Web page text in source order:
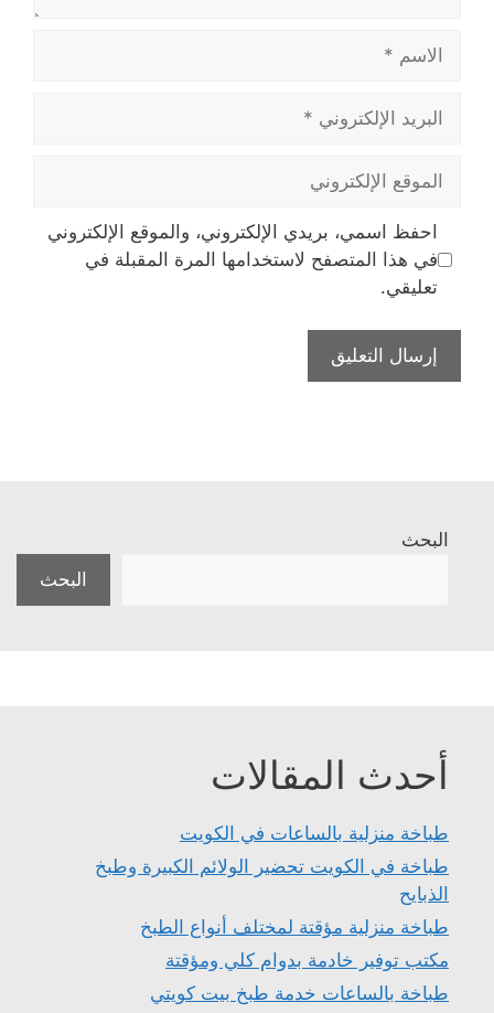
الاسم
البريد
الإلكتروني
الموقع
الإلكتروني
احفظ اسمي، بريدي الإلكتروني، والموقع الإلكتروني
في هذا المتصفح لاستخدامها المرة المقبلة في
تعليقي.
البحث
البحث
أحدث المقالات
طباخة منزلية بالساعات في الكويت
طباخة في الكويت تحضير الولائم الكبيرة وطبخ
الذبايح
طباخة منزلية مؤقتة لمختلف أنواع الطبخ
مكتب توفير خادمة بدوام كلي ومؤقتة
طباخة بالساعات خدمة طبخ بيت كويتي